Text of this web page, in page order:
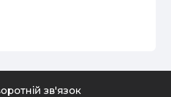
зв'язок